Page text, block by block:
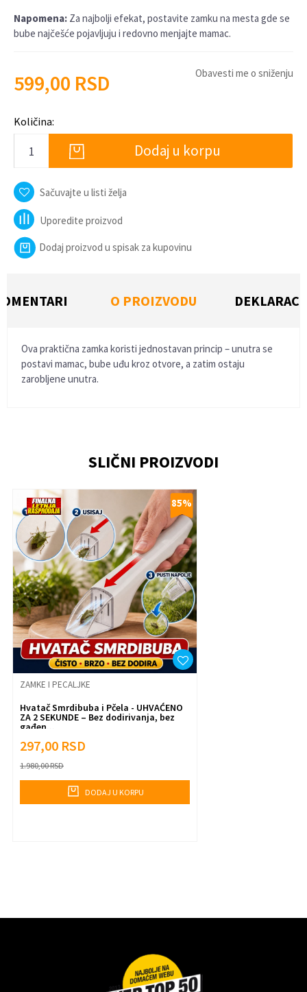
Napomena: Za najbolji efekat, postavite zamku na mesta gde se
bube najčešće pojavljuju i redovno menjajte mamac.
599,00 RSD Obavesti me o sniženju
Količina:
Dodaj u korpu
Sačuvajte u listi želja
Uporedite proizvod
Dodaj proizvod u spisak za kupovinu
O PROIZVODU
Ova praktična zamka koristi jednostavan princip – unutra se
postavi mamac, bube uđu kroz otvore, a zatim ostaju
zarobljene unutra.
Email
Poruka
Anti-spam zaštita - izračunajte koliko je 9 - 4 :
Pošalji
SLIČNI PROIZVODI
85%
ZAMKE I PECALJKE
Hvatač Smrdibuba i Pčela - UHVAĆENO
ZA 2 SEKUNDE – Bez dodirivanja, bez
gađen...
297,00 RSD
1.980,00RSD
DODAJ U KORPU